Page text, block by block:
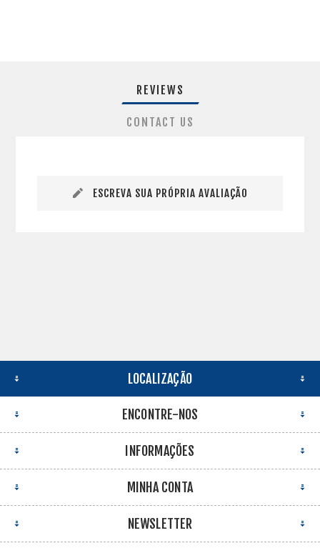
REVIEWS
CONTACT US
ESCREVA SUA PRÓPRIA AVALIAÇÃO
LOCALIZAÇÃO
ENCONTRE-NOS
INFORMAÇÕES
MINHA CONTA
NEWSLETTER